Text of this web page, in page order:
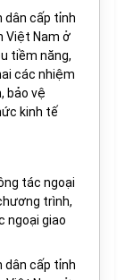
dân cấp tỉnh
Việt Nam ở
tiềm năng,
các nhiệm
bảo vệ
kinh tế
tác ngoại
trình,
ngoại giao
dân cấp tỉnh